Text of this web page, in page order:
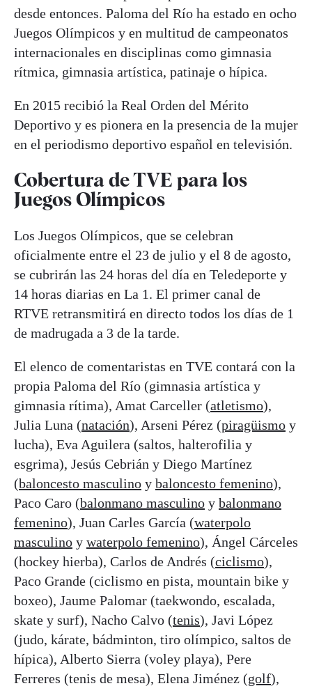
desde entonces. Paloma del Río ha estado en ocho
Juegos Olímpicos y en multitud de campeonatos
internacionales en disciplinas como gimnasia
rítmica, gimnasia artística, patinaje o hípica.
En 2015 recibió la Real Orden del Mérito
Deportivo y es pionera en la presencia de la mujer
en el periodismo deportivo español en televisión.
Cobertura de TVE para los
Juegos Olímpicos
Los Juegos Olímpicos, que se celebran
oficialmente entre el 23 de julio y el 8 de agosto,
se cubrirán las 24 horas del día en Teledeporte y
14 horas diarias en La 1. El primer canal de
RTVE retransmitirá en directo todos los días de 1
de madrugada a 3 de la tarde.
El elenco de comentaristas en TVE contará con la
propia Paloma del Río (gimnasia artística y
gimnasia rítima), Amat Carceller (atletismo),
Julia Luna (natación), Arseni Pérez (piragüismo y
lucha), Eva Aguilera (saltos, halterofilia y
esgrima), Jesús Cebrián y Diego Martínez
(baloncesto masculino y baloncesto femenino),
Paco Caro (balonmano masculino y balonmano
femenino), Juan Carles García (waterpolo
masculino y waterpolo femenino), Ángel Cárceles
(hockey hierba), Carlos de Andrés (ciclismo),
Paco Grande (ciclismo en pista, mountain bike y
boxeo), Jaume Palomar (taekwondo, escalada,
skate y surf), Nacho Calvo (tenis), Javi López
(judo, kárate, bádminton, tiro olímpico, saltos de
hípica), Alberto Sierra (voley playa), Pere
Ferreres (tenis de mesa), Elena Jiménez (golf),